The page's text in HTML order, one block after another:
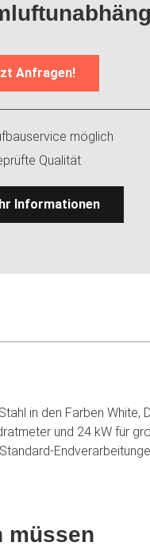
Anfragen!
möglich
Qualität
Informationen
in den Farben White,
und 24 kW für
müssen